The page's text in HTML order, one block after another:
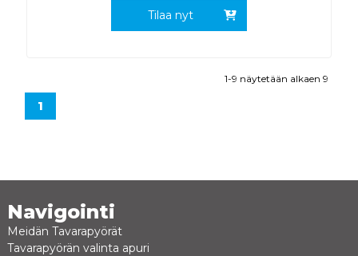
Tilaa nyt
1-9 näytetään alkaen 9
1
Navigointi
Meidän Tavarapyörät
Tavarapyörän valinta apuri